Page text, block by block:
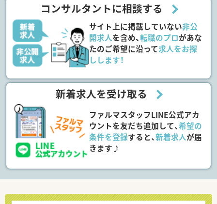
コンサルタントに相談する
サイト上に掲載していない非公
開求人を含め、転職のプロがあな
たのご希望に沿って求人をお探
しします！
新着求人を受け取る
ファルマスタッフLINE公式アカ
ウントを友だち追加して、希望の
条件を登録すると、新着求人が届
きます♪